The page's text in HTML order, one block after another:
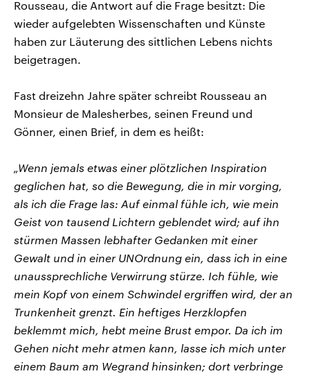
Rousseau, die Antwort auf die Frage besitzt: Die
wieder aufgelebten Wissenschaften und Künste
haben zur Läuterung des sittlichen Lebens nichts
beigetragen.
Fast dreizehn Jahre später schreibt Rousseau an
Monsieur de Malesherbes, seinen Freund und
Gönner, einen Brief, in dem es heißt:
„Wenn jemals etwas einer plötzlichen Inspiration
geglichen hat, so die Bewegung, die in mir vorging,
als ich die Frage las: Auf einmal fühle ich, wie mein
Geist von tausend Lichtern geblendet wird; auf ihn
stürmen Massen lebhafter Gedanken mit einer
Gewalt und in einer UNOrdnung ein, dass ich in eine
unaussprechliche Verwirrung stürze. Ich fühle, wie
mein Kopf von einem Schwindel ergriffen wird, der an
Trunkenheit grenzt. Ein heftiges Herzklopfen
beklemmt mich, hebt meine Brust empor. Da ich im
Gehen nicht mehr atmen kann, lasse ich mich unter
einem Baum am Wegrand hinsinken; dort verbringe